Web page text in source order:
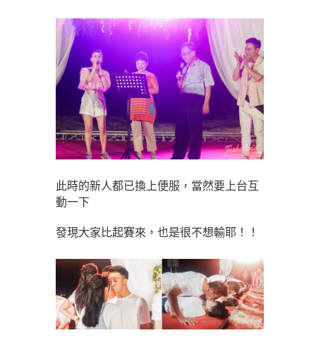
此時的新人都已換上便服，當然要上台互
動一下
發現大家比起賽來，也是很不想輸耶！！